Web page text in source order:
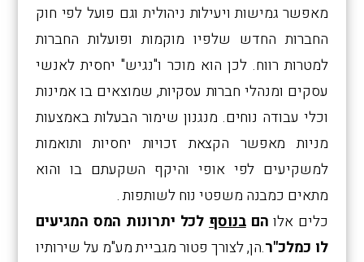
מאפשר גמישות ויעילות ניהולית וגם פועל לפי חוק
החברות החדש שלפיו מוקמות ופועלות החברות
למטרות רווח. לכן הוא מוכר ו"נגיש" יחסית לאנשי
עסקים ומנהלי חברות עסקיות, שמוצאים בו אמינות
וכלי עבודה נוחים. מנגנון שימור הבעלות באמצעות
מניות מאפשר הקצאת זכויות יחסיות ותואמות
למשקיעים לפי אופי והיקף השקעתם בו והוא
מתאים כמבנה משפטי נוח לשותפות .
כלים אלו הםבנוסףלכל יתרונות המס המגיעים
לו כמלכ"ר.הן, לצורך פטור מגביית מע"מ על שירותיו